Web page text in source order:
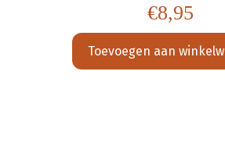
€8,95
Toevoegen aan